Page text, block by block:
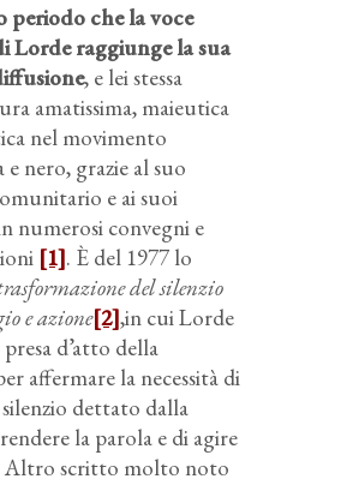
periodo che la voce
Lorde raggiunge la sua
, e lei stessa
amatissima, maieutica
nel movimento
nero, grazie al suo
e ai suoi
numerosi convegni e
[1]. È del 1977 lo
del silenzio
e azione[2],in cui Lorde
d’atto della
affermare la necessità di
dettato dalla
la parola e di agire
Altro scritto molto noto